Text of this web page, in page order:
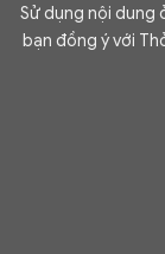
Sử dụng nội dung
bạn đồng ý với